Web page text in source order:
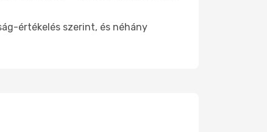
értékelés szerint, és néhány